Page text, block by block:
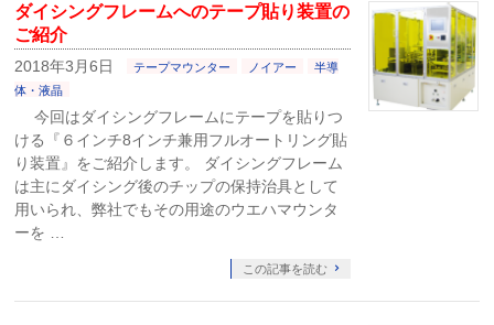
ダイシングフレームへのテープ貼り装置の
ご紹介
2018年3月6日 テープマウンター ノイアー
半導
体・液晶
今回はダイシングフレームにテープを貼りつ
ける『６インチ8インチ兼用フルオートリング貼
り装置』をご紹介します。 ダイシングフレーム
は主にダイシング後のチップの保持治具として
用いられ、弊社でもその用途のウエハマウンタ
ーを …
この記事を読む